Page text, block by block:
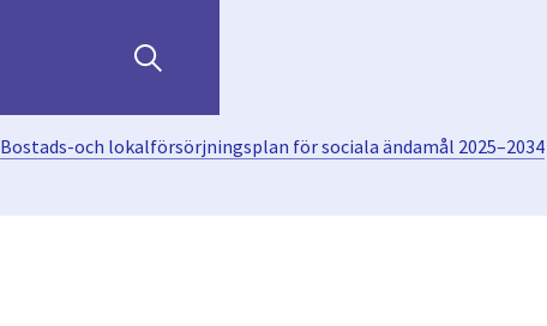
Bostads-och lokalförsörjningsplan för sociala ändamål 2025–2034